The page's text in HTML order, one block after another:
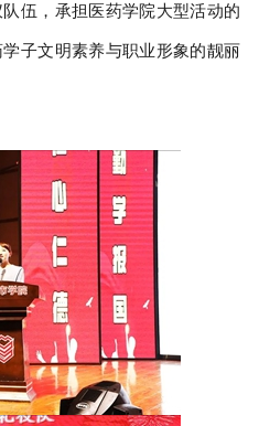
伍，承担医药学院大型活动的
子文明素养与职业形象的靓丽